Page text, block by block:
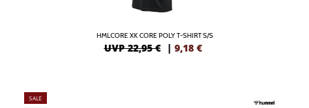
HMLCORE XK CORE POLY T-SHIRT S/S
UVP 22,95 € | 9,18 €
SALE